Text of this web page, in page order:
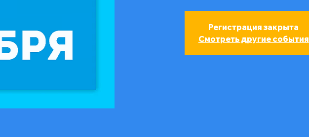
Регистрация закрыта
Смотреть другие события